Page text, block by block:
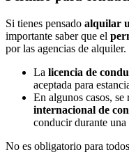
Si tienes pensado alquilar
importante saber que el
por las agencias de alquiler.
La licencia de
aceptada para
En algunos casos,
internacional de
conducir durante
No es obligatorio para